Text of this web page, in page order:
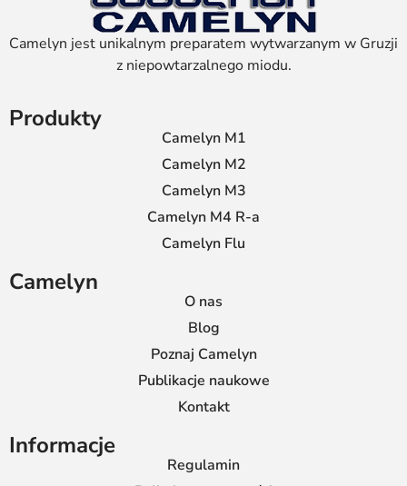
Camelyn jest unikalnym preparatem wytwarzanym w Gruzji
z niepowtarzalnego miodu.
Produkty
Camelyn M1
Camelyn M2
Camelyn M3
Camelyn M4 R-a
Camelyn Flu
Camelyn
O nas
Blog
Poznaj Camelyn
Publikacje naukowe
Kontakt
Informacje
Regulamin